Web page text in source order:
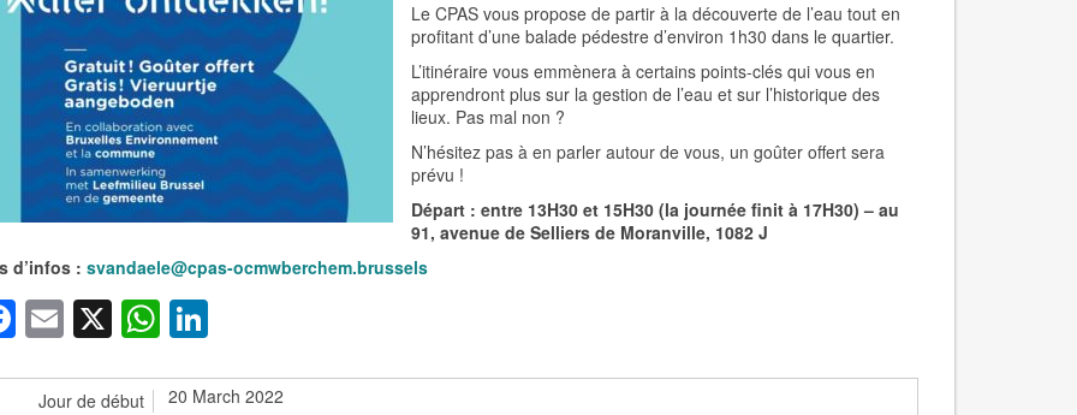
Le CPAS vous propose de partir à la découverte de l’eau tout en
profitant d’une balade pédestre d’environ 1h30 dans le quartier.
L’itinéraire vous emmènera à certains points-clés qui vous en
apprendront plus sur la gestion de l’eau et sur l’historique des
lieux. Pas mal non ?
N’hésitez pas à en parler autour de vous, un goûter offert sera
prévu !
Départ : entre 13H30 et 15H30 (la journée finit à 17H30) – au
91, avenue de Selliers de Moranville, 1082 J
d’infos : svandaele@cpas-ocmwberchem.brussels
Facebook
Email
X WhatsApp
LinkedIn
Jour de début
20 March 2022